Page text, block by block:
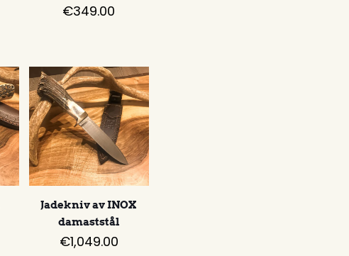
€349.00
Jadekniv av INOX
damaststål
€1,049.00